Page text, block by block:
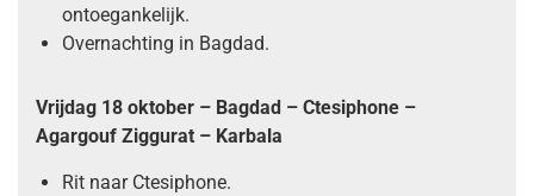
ontoegankelijk.
Overnachting in Bagdad.
Vrijdag 18 oktober – Bagdad – Ctesiphone –
Agargouf Ziggurat – Karbala
Rit naar Ctesiphone.